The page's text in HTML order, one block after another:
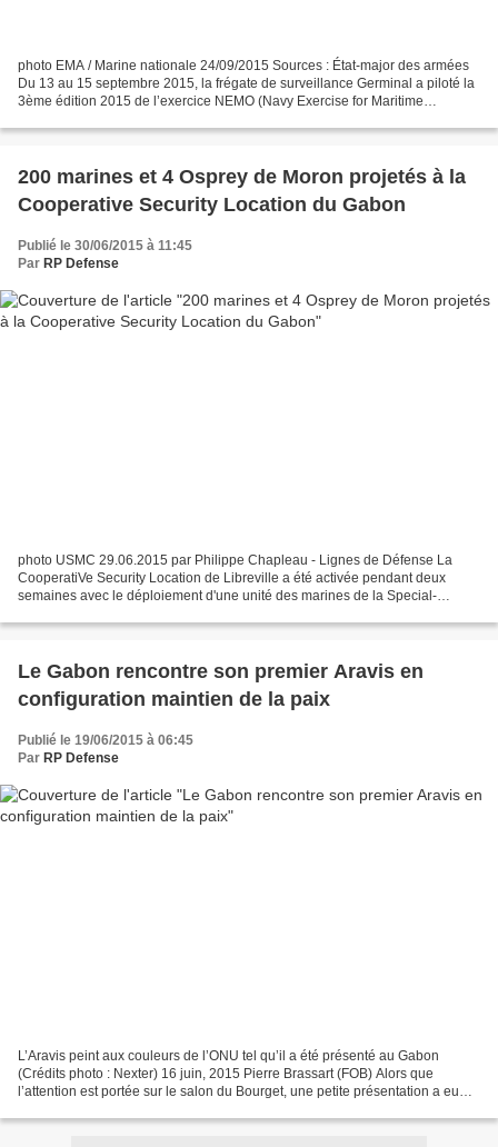
photo EMA / Marine nationale 24/09/2015 Sources : État-major des armées
Du 13 au 15 septembre 2015, la frégate de surveillance Germinal a piloté la
3ème édition 2015 de l’exercice NEMO (Navy Exercise for Maritime
200 marines et 4 Osprey de Moron projetés à la
Cooperative Security Location du Gabon
Publié le 30/06/2015 à 11:45
Par RP Defense
photo USMC 29.06.2015 par Philippe Chapleau - Lignes de Défense La
CooperatiVe Security Location de Libreville a été activée pendant deux
semaines avec le déploiement d'une unité des marines de la Special-
Le Gabon rencontre son premier Aravis en
configuration maintien de la paix
Publié le 19/06/2015 à 06:45
Par RP Defense
L’Aravis peint aux couleurs de l’ONU tel qu’il a été présenté au Gabon
(Crédits photo : Nexter) 16 juin, 2015 Pierre Brassart (FOB) Alors que
l’attention est portée sur le salon du Bourget, une petite présentation a eu